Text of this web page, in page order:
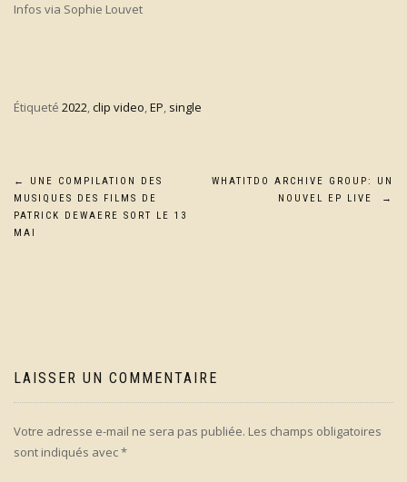
Infos via Sophie Louvet
Étiqueté 2022,clip video,EP, single
Navigation
de
←
UNE COMPILATION DES
MUSIQUES DES FILMS DE
PATRICK DEWAERE SORT LE 13
MAI
WHATITDO ARCHIVE GROUP: UN
NOUVEL EP LIVE
→
LAISSER UN COMMENTAIRE
Votre adresse e-mail ne sera pas publiée. Les champs obligatoires
sont indiqués avec*